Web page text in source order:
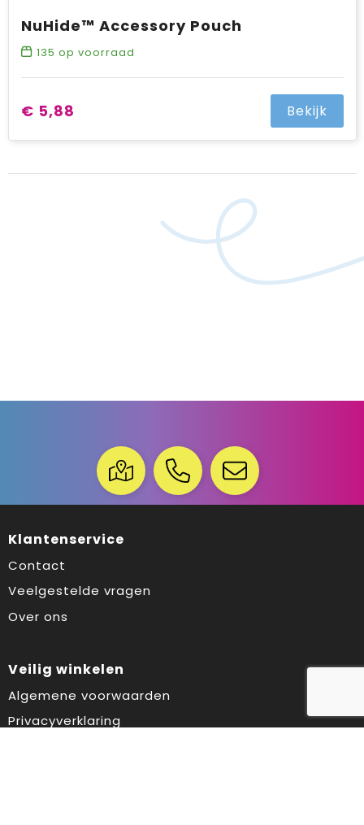
NuHide™ Accessory Pouch
135 op voorraad
€ 5,88 Bekijk
Klantenservice
Contact
Veelgestelde vragen
Over ons
Veilig winkelen
Algemene voorwaarden
Privacyverklaring